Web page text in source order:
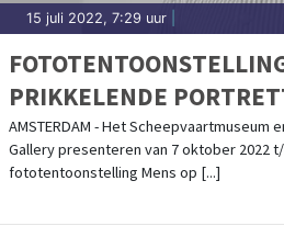
15 juli 2022, 7:29 uur
PRIKKELENDE
VERHALEN
AMSTERDAM - Het Scheepvaartmuseum
Gallery presenteren van 7 oktober 2022
fototentoonstelling Mens op [...]